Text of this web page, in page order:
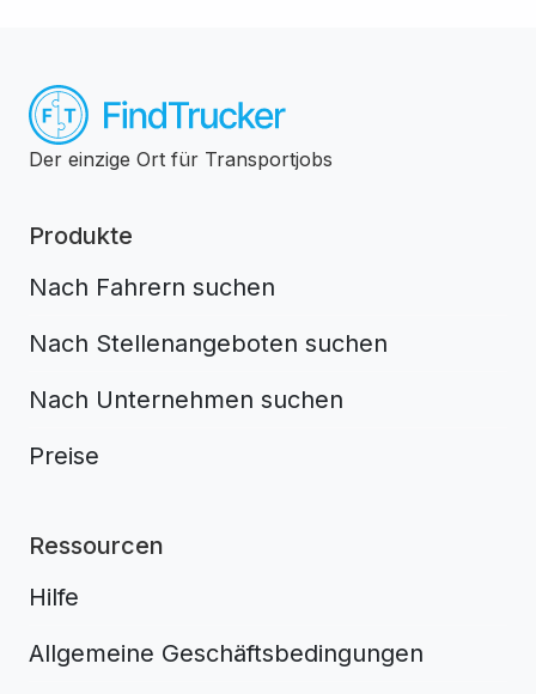
Der einzige Ort für Transportjobs
Produkte
Nach Fahrern suchen
Nach Stellenangeboten suchen
Nach Unternehmen suchen
Preise
Ressourcen
Hilfe
Allgemeine Geschäftsbedingungen